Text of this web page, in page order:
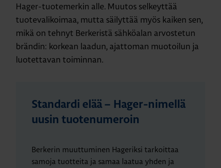
Hager-tuotemerkin alle. Muutos selkeyttää
tuotevalikoimaa, mutta säilyttää myös kaiken sen,
mikä on tehnyt Berkeristä sähköalan arvostetun
brändin: korkean laadun, ajattoman muotoilun ja
luotettavan toiminnan.
Standardi elää – Hager-nimellä
uusin tuotenumeroin
Berkerin muuttuminen Hageriksi tarkoittaa
samoja tuotteita ja samaa laatua yhden ja